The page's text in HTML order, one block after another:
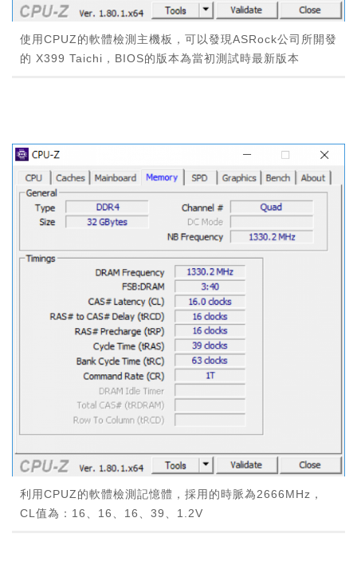
使用CPUZ的軟體檢測主機板，可以發現ASRock公司所開發
的 X399 Taichi，BIOS的版本為當初測試時最新版本
利用CPUZ的軟體檢測記憶體，採用的時脈為2666MHz，
CL值為：16、16、16、39、1.2V